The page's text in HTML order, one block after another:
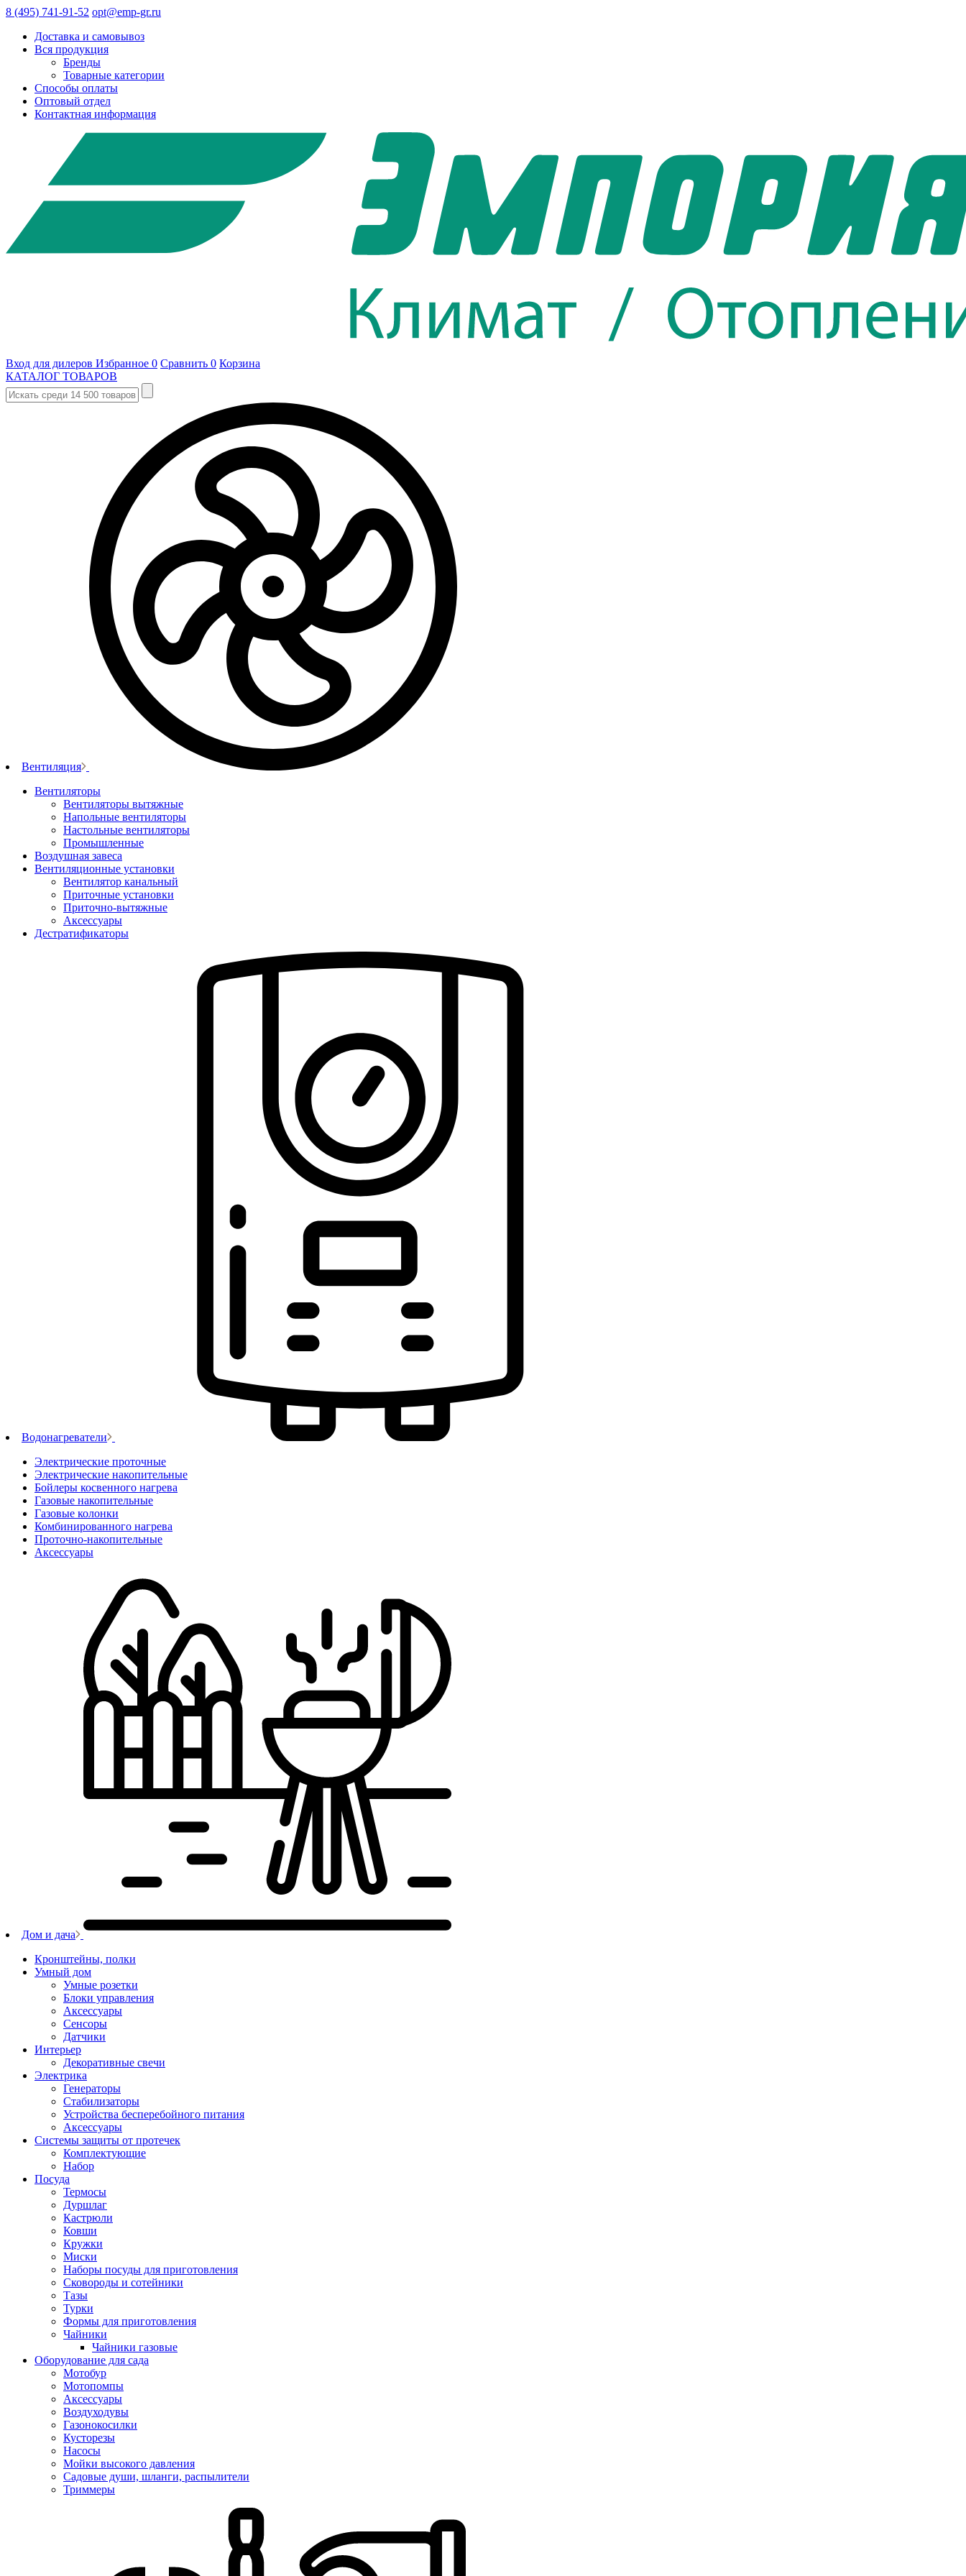
8 (495) 741-91-52 opt@emp-gr.ru
Доставка и самовывоз
Вся продукция
Бренды
Товарные категории
Способы оплаты
Оптовый отдел
Контактная информация
Вход для дилеров Избранное 0 Сравнить 0 Корзина
КАТАЛОГ ТОВАРОВ
Вентиляция
Вентиляторы
Вентиляторы вытяжные
Напольные вентиляторы
Настольные вентиляторы
Промышленные
Воздушная завеса
Вентиляционные установки
Вентилятор канальный
Приточные установки
Приточно-вытяжные
Аксессуары
Дестратификаторы
Водонагреватели
Электрические проточные
Электрические накопительные
Бойлеры косвенного нагрева
Газовые накопительные
Газовые колонки
Комбинированного нагрева
Проточно-накопительные
Аксессуары
Дом и дача
Кронштейны, полки
Умный дом
Умные розетки
Блоки управления
Аксессуары
Сенсоры
Датчики
Интерьер
Декоративные свечи
Электрика
Генераторы
Стабилизаторы
Устройства бесперебойного питания
Аксессуары
Системы защиты от протечек
Комплектующие
Набор
Посуда
Термосы
Дуршлаг
Кастрюли
Ковши
Кружки
Миски
Наборы посуды для приготовления
Сковороды и сотейники
Тазы
Турки
Формы для приготовления
Чайники
Чайники газовые
Оборудование для сада
Мотобур
Мотопомпы
Аксессуары
Воздуходувы
Газонокосилки
Кусторезы
Насосы
Мойки высокого давления
Садовые души, шланги, распылители
Триммеры